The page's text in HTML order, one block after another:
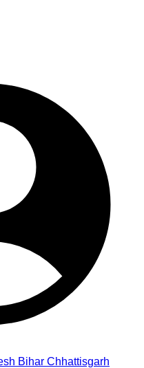
Bihar Chhattisgarh